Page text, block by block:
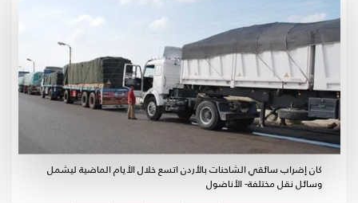
كان إضراب سائقي الشاحنات بالأردن اتسع خلال الأيام الماضية ليشمل
وسائل نقل مختلفة- الأناضول